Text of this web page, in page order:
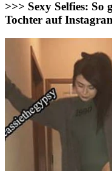
>>> Sexy Selfies: So
Tochter auf